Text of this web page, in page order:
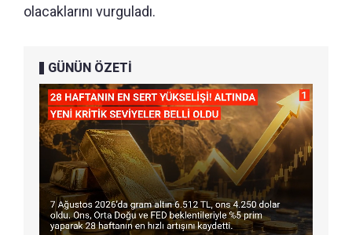
olacaklarını vurguladı.
GÜNÜN ÖZETİ